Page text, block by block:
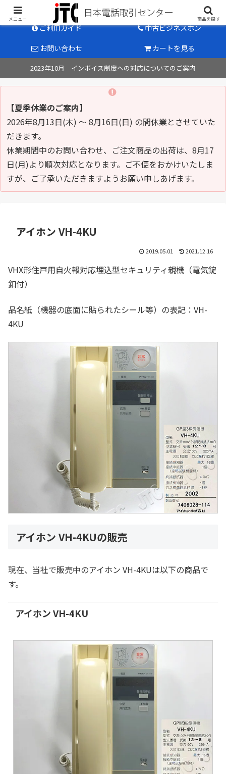
中古ビジネスホン販売のパイオニア
ご利用ガイド
中古ビジネスホン
お問い合わせ
カートを見る
2023年10月 インボイス制度への対応についてのご案内
【夏季休業のご案内】
2026年8月13日(木) ～ 8月16日(日) の間休業とさせていた
だきます。
休業期間中のお問い合わせ、ご注文商品の出荷は、8月17
日(月)より順次対応となります。ご不便をおかけいたしま
すが、ご了承いただきますようお願い申しあげます。
アイホン VH-4KU
2019.05.01 2021.12.16
VHX形住戸用自火報対応埋込型セキュリティ親機（電気錠
釦付）
品名紙（機器の底面に貼られたシール等）の表記：VH-
4KU
アイホン VH-4KUの販売
現在、当社で販売中のアイホン VH-4KUは以下の商品で
す。
アイホン VH-4KU
メニュー 商品を探す